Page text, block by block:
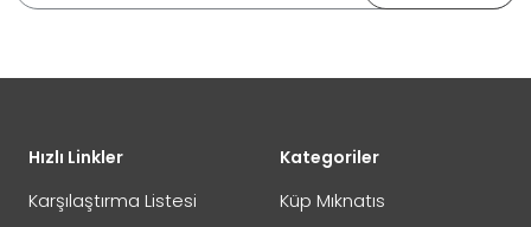
Hızlı Linkler
Karşılaştırma Listesi
Kategoriler
Küp Mıknatıs